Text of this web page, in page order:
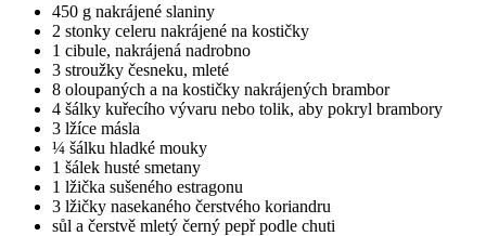
450 g nakrájené slaniny
2 stonky celeru nakrájené na kostičky
1 cibule, nakrájená nadrobno
3 stroužky česneku, mleté
8 oloupaných a na kostičky nakrájených brambor
4 šálky kuřecího vývaru nebo tolik, aby pokryl brambory
3 lžíce másla
¼ šálku hladké mouky
1 šálek husté smetany
1 lžička sušeného estragonu
3 lžičky nasekaného čerstvého koriandru
sůl a čerstvě mletý černý pepř podle chuti